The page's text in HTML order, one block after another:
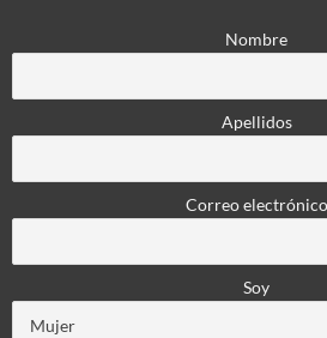
Nombre
Apellidos
Correo electrónico
Soy